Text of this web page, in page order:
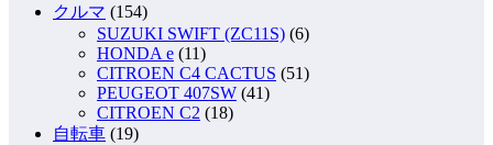
クルマ (154)
SUZUKI SWIFT (ZC11S) (6)
HONDA e (11)
CITROEN C4 CACTUS (51)
PEUGEOT 407SW (41)
CITROEN C2 (18)
自転車 (19)